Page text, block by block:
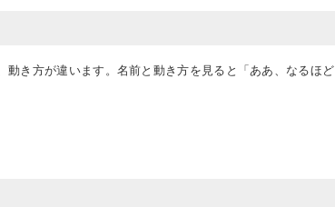
き方が違います。名前と動き方を見ると「ああ、なるほど